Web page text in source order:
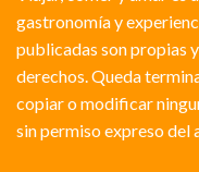
gastronomía y
publicadas son propias
derechos. Queda
copiar o modificar
sin permiso expreso del